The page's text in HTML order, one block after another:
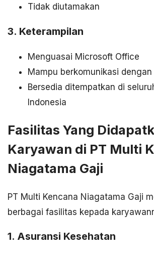
Tidak diutamakan
3. Keterampilan
Menguasai Microsoft Office
Mampu berkomunikasi
Bersedia ditempatkan di
Indonesia
Fasilitas Yang
Karyawan di PT Multi
Niagatama Gaji
PT Multi Kencana Niagatama Gaji
berbagai fasilitas kepada
1. Asuransi Kesehatan